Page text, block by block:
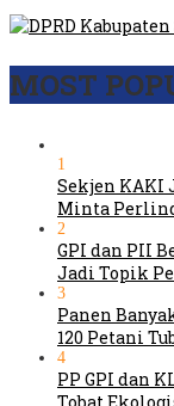
MOST
1
Sekjen KAKI
Minta
2
GPI dan PII
Jadi Topik
3
Panen
120 Petani
4
PP GPI dan